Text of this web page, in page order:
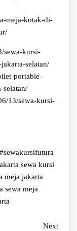
meja-kotak-di-
sewa-kursi-
selatan/
portable-
selatan/
13/sewa-kursi-
sewa kursi
meja jakarta
sewa meja
Next